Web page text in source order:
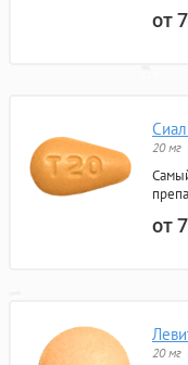
от
20 мг
от
20 мг